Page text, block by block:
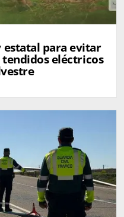
estatal para evitar
eléctricos